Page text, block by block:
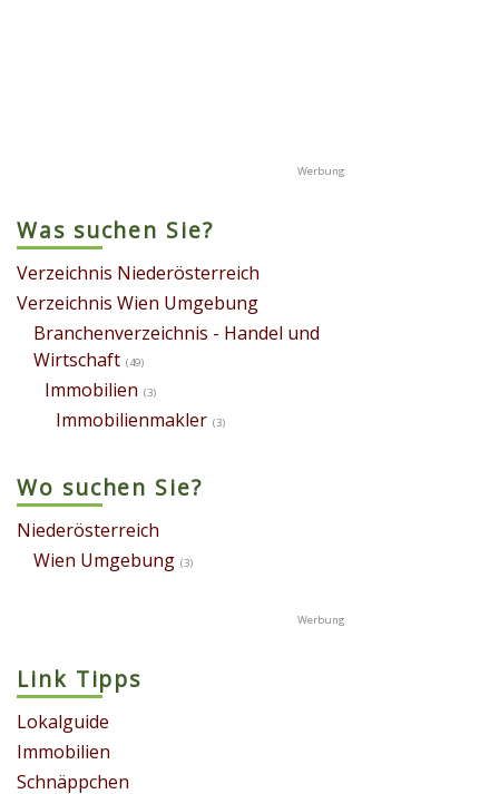
Was suchen Sie?
Verzeichnis Niederösterreich
Verzeichnis Wien Umgebung
Branchenverzeichnis - Handel und
Wirtschaft (49)
Immobilien (3)
Immobilienmakler (3)
Wo suchen Sie?
Niederösterreich
Wien Umgebung (3)
Link Tipps
Lokalguide
Immobilien
Schnäppchen